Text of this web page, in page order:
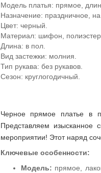
Модель платья: прямое,
Назначение: праздничное,
Цвет: черный.
Материал: шифон, полиэстер.
Длина: в пол.
Вид застежки: молния.
Тип рукава: без рукавов.
Сезон: круглогодичный.
Черное прямое платье в
Представляем
мероприятии! Этот наряд
Ключевые особенности:
Модель: прямое,